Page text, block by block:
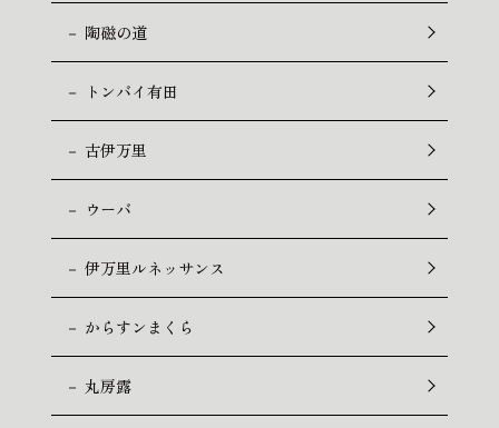
－ 陶磁の道
－ トンバイ有田
－ 古伊万里
－ ウーバ
－ 伊万里ルネッサンス
－ からすンまくら
－ 丸房露